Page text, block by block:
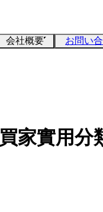
会社概要 お問い
家實用分